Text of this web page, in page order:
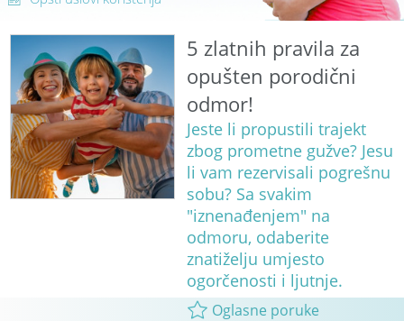
5 zlatnih pravila za
opušten porodični
odmor!
Jeste li propustili trajekt
zbog prometne gužve? Jesu
li vam rezervisali pogrešnu
sobu? Sa svakim
"iznenađenjem" na
odmoru, odaberite
znatiželju umjesto
ogorčenosti i ljutnje.
Oglasne poruke